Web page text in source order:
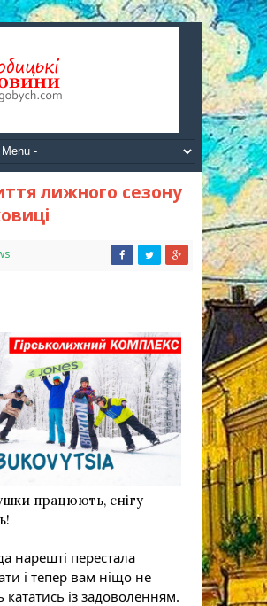
лижного сезону
працюють, снігу
нарешті перестала
і тепер вам ніщо не
кататись із задоволенням.